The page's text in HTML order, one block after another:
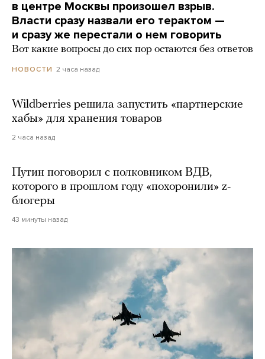
в центре Москвы произошел взрыв.
Власти сразу назвали его терактом —
и сразу же перестали о нем говорить
Вот какие вопросы до сих пор остаются без ответов
НОВОСТИ 2 часа назад
Wildberries решила запустить «партнерские
хабы» для хранения товаров
2 часа назад
Путин поговорил с полковником ВДВ,
которого в прошлом году «похоронили» z-
блогеры
43 минуты назад